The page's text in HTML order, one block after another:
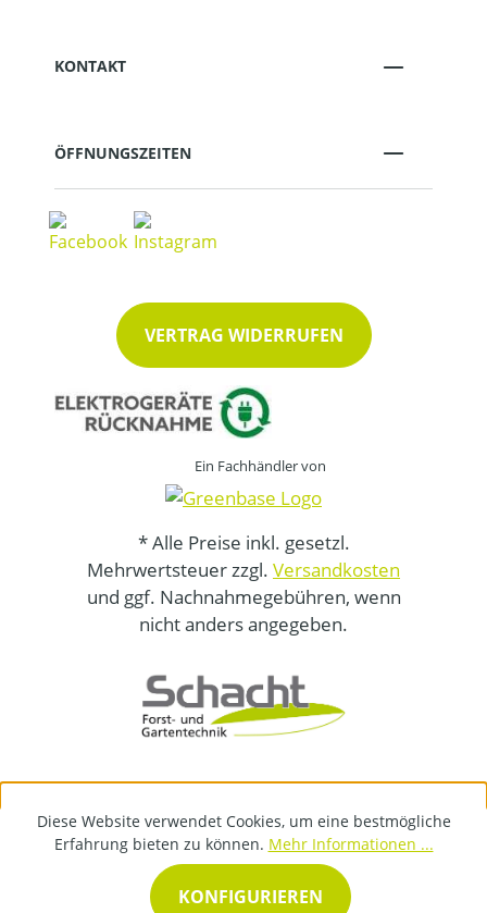
KONTAKT
ÖFFNUNGSZEITEN
VERTRAG WIDERRUFEN
Ein Fachhändler von
* Alle Preise inkl. gesetzl.
Mehrwertsteuer zzgl. Versandkosten
und ggf. Nachnahmegebühren, wenn
nicht anders angegeben.
Diese Website verwendet Cookies, um eine bestmögliche
Erfahrung bieten zu können. Mehr Informationen ...
KONFIGURIEREN